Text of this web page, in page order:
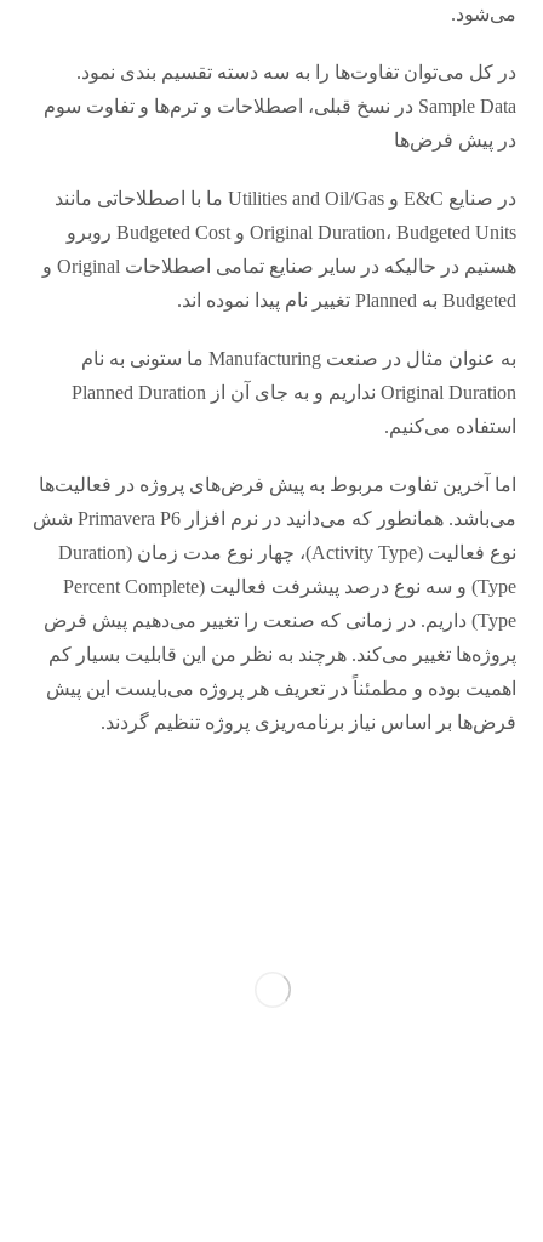
می‌شود.
در کل می‌توان تفاوت‌ها را به سه دسته تقسیم بندی نمود.
Sample Data در نسخ قبلی، اصطلاحات و ترم‌ها و تفاوت سوم
در پیش فرض‌ها
در صنایع E&C و Utilities and Oil/Gas ما با اصطلاحاتی مانند
Original Duration، Budgeted Units و Budgeted Cost روبرو
هستیم در حالیکه در سایر صنایع تمامی اصطلاحات Original و
Budgeted به Planned تغییر نام پیدا نموده اند.
به عنوان مثال در صنعت Manufacturing ما ستونی به نام
Original Duration نداریم و به جای آن از Planned Duration
استفاده می‌کنیم.
اما آخرین تفاوت مربوط به پیش فرض‌های پروژه در فعالیت‌ها
می‌باشد. همانطور که می‌دانید در نرم افزار Primavera P6 شش
نوع فعالیت (Activity Type)، چهار نوع مدت زمان (Duration
Type) و سه نوع درصد پیشرفت فعالیت (Percent Complete
Type) داریم. در زمانی که صنعت را تغییر می‌دهیم پیش فرض
پروژه‌ها تغییر می‌کند. هرچند به نظر من این قابلیت بسیار کم
اهمیت بوده و مطمئناً در تعریف هر پروژه می‌بایست این پیش
فرض‌ها بر اساس نیاز برنامه‌ریزی پروژه تنظیم گردند.